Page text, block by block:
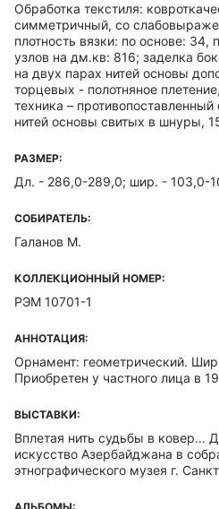
Обработка текстиля:
симметричный, со
плотность вязки: по основе: 34,
узлов на дм.кв: 816; заделка
на двух парах нитей основы
торцевых - полотняное
техника –
нитей основы свитых в шнуры,
РАЗМЕР:
Дл. - 286,0-289,0; шир. - 103,0-
СОБИРАТЕЛЬ:
Галанов М.
КОЛЛЕКЦИОННЫЙ НОМЕР:
РЭМ 10701-1
АННОТАЦИЯ:
Орнамент: геометрический.
Приобретен у частного лица в
ВЫСТАВКИ:
Вплетая нить судьбы в ковер…
искусство Азербайджана в
этнографического музея г.